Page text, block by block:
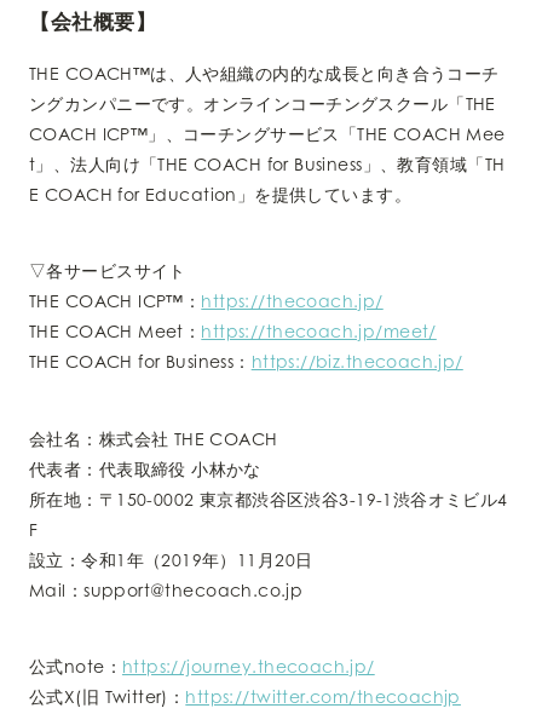
【会社概要】
THE COACH™は、人や組織の内的な成長と向き合うコーチ
ングカンパニーです。オンラインコーチングスクール「THE
COACH ICP™︎」、コーチングサービス「THE COACH Mee
t」、法人向け「THE COACH for Business」、教育領域「TH
E COACH for Education」を提供しています。
▽各サービスサイト
THE COACH ICP™︎： https://thecoach.jp/
THE COACH Meet： https://thecoach.jp/meet/
THE COACH for Business： https://biz.thecoach.jp/
会社名：株式会社 THE COACH
代表者：代表取締役 小林かな
所在地：〒150-0002 東京都渋谷区渋谷3-19-1渋谷オミビル4
F
設立：令和1年（2019年）11月20日
Mail：support@thecoach.co.jp
公式note： https://journey.thecoach.jp/
公式X(旧 Twitter)： https://twitter.com/thecoachjp